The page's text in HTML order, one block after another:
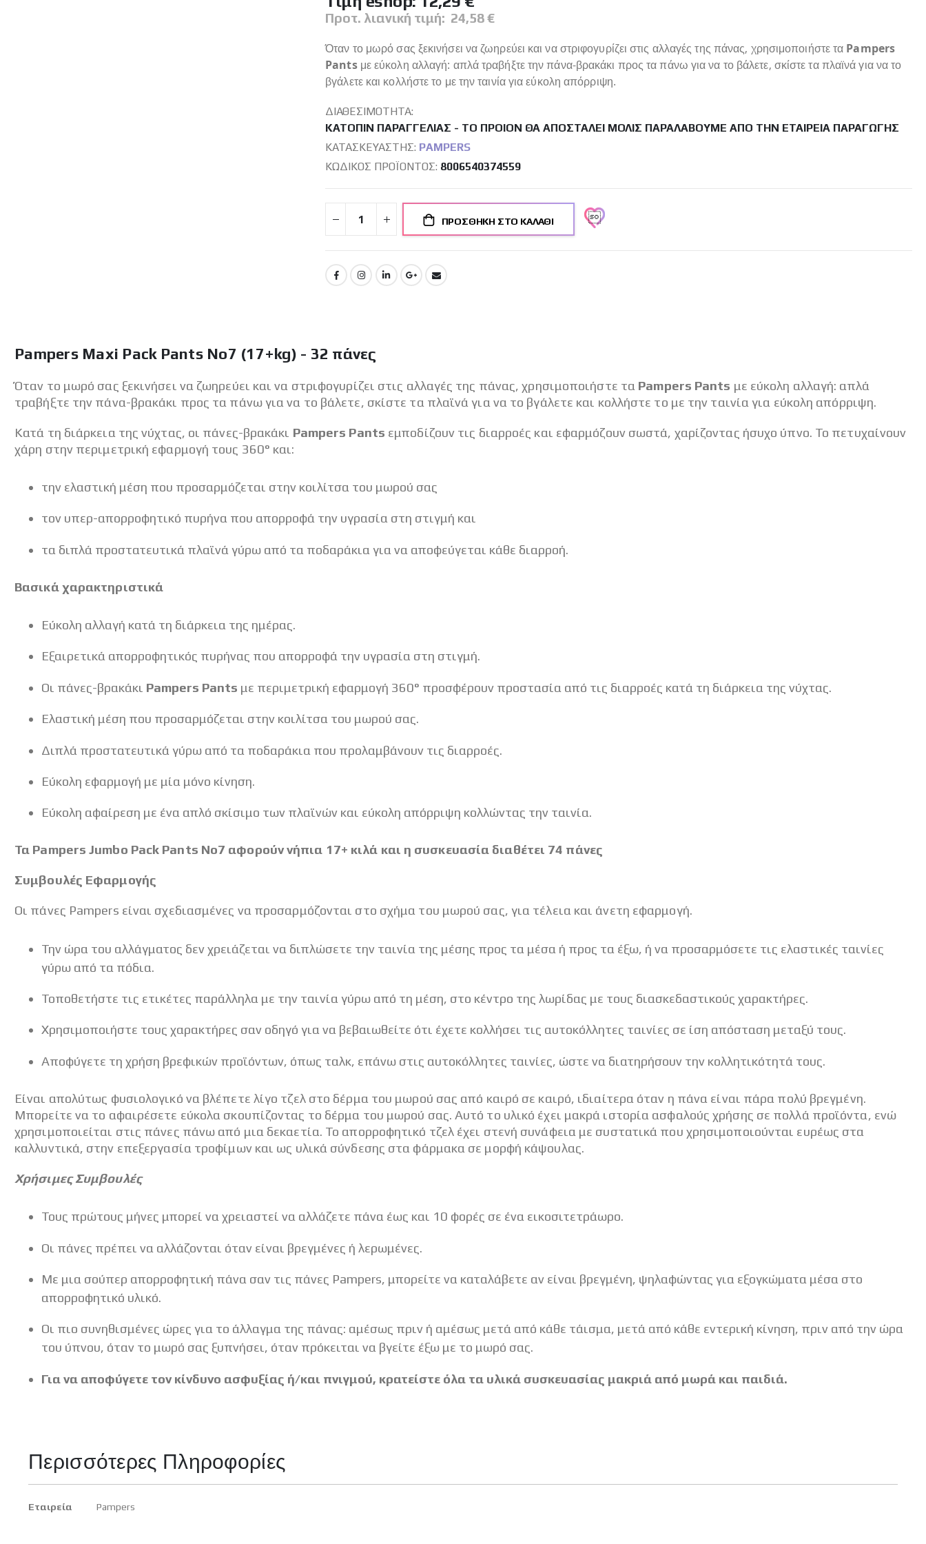
Προτ. λιανική τιμή: 24,58 €
Όταν το μωρό σας ξεκινήσει να ζωηρεύει και να στριφογυρίζει στις αλλαγές της πάνας, χρησιμοποιήστε τα Pampers
Pantsμε εύκολη αλλαγή: απλά τραβήξτε την πάνα-βρακάκι προς τα πάνω για να το βάλετε, σκίστε τα πλαϊνά για να το
βγάλετε και κολλήστε το με την ταινία για εύκολη απόρριψη.
ΔΙΑΘΕΣΙΜΌΤΗΤΑ:
ΚΑΤΌΠΙΝ ΠΑΡΑΓΓΕΛΊΑΣ - ΤΟ ΠΡΟΙΌΝ ΘΑ ΑΠΟΣΤΑΛΕΊ ΜΌΛΙΣ ΠΑΡΑΛΆΒΟΥΜΕ ΑΠΌ ΤΗΝ ΕΤΑΙΡΕΊΑ ΠΑΡΑΓΩΓΉΣ
ΚΑΤΑΣΚΕΥΑΣΤΉΣ: PAMPERS
ΚΩΔΙΚΌΣ ΠΡΟΪΌΝΤΟΣ 8006540374559
ΠΡΟΣΘΉΚΗ ΣΤΟ ΚΑΛΆΘΙ
Pampers Maxi Pack Pants No7 (17+kg) - 32 πάνες
Όταν το μωρό σας ξεκινήσει να ζωηρεύει και να στριφογυρίζει στις αλλαγές της πάνας, χρησιμοποιήστε τα Pampers Pants με εύκολη αλλαγή: απλά
τραβήξτε την πάνα-βρακάκι προς τα πάνω για να το βάλετε, σκίστε τα πλαϊνά για να το βγάλετε και κολλήστε το με την ταινία για εύκολη απόρριψη.
Κατά τη διάρκεια της νύχτας, οι πάνες-βρακάκι Pampers Pants εμποδίζουν τις διαρροές και εφαρμόζουν σωστά, χαρίζοντας ήσυχο ύπνο. Το πετυχαίνουν
χάρη στην περιμετρική εφαρμογή τους 360° και:
την ελαστική μέση που προσαρμόζεται στην κοιλίτσα του μωρού σας
τον υπερ-απορροφητικό πυρήνα που απορροφά την υγρασία στη στιγμή και
τα διπλά προστατευτικά πλαϊνά γύρω από τα ποδαράκια για να αποφεύγεται κάθε διαρροή.
Βασικά χαρακτηριστικά
Εύκολη αλλαγή κατά τη διάρκεια της ημέρας.
Εξαιρετικά απορροφητικός πυρήνας που απορροφά την υγρασία στη στιγμή.
Οι πάνες-βρακάκι Pampers Pants με περιμετρική εφαρμογή 360° προσφέρουν προστασία από τις διαρροές κατά τη διάρκεια της νύχτας.
Ελαστική μέση που προσαρμόζεται στην κοιλίτσα του μωρού σας.
Διπλά προστατευτικά γύρω από τα ποδαράκια που προλαμβάνουν τις διαρροές.
Εύκολη εφαρμογή με μία μόνο κίνηση.
Εύκολη αφαίρεση με ένα απλό σκίσιμο των πλαϊνών και εύκολη απόρριψη κολλώντας την ταινία.
Τα Pampers Jumbo Pack Pants No7 αφορούν νήπια 17+ κιλά και η συσκευασία διαθέτει 74 πάνες
Συμβουλές Εφαρμογής
Οι πάνες Pampers είναι σχεδιασμένες να προσαρμόζονται στο σχήμα του μωρού σας, για τέλεια και άνετη εφαρμογή.
Την ώρα του αλλάγματος δεν χρειάζεται να διπλώσετε την ταινία της μέσης προς τα μέσα ή προς τα έξω, ή να προσαρμόσετε τις ελαστικές ταινίες
γύρω από τα πόδια.
Τοποθετήστε τις ετικέτες παράλληλα με την ταινία γύρω από τη μέση, στο κέντρο της λωρίδας με τους διασκεδαστικούς χαρακτήρες.
Χρησιμοποιήστε τους χαρακτήρες σαν οδηγό για να βεβαιωθείτε ότι έχετε κολλήσει τις αυτοκόλλητες ταινίες σε ίση απόσταση μεταξύ τους.
Αποφύγετε τη χρήση βρεφικών προϊόντων, όπως ταλκ, επάνω στις αυτοκόλλητες ταινίες, ώστε να διατηρήσουν την κολλητικότητά τους.
Είναι απολύτως φυσιολογικό να βλέπετε λίγο τζελ στο δέρμα του μωρού σας από καιρό σε καιρό, ιδιαίτερα όταν η πάνα είναι πάρα πολύ βρεγμένη.
Μπορείτε να το αφαιρέσετε εύκολα σκουπίζοντας το δέρμα του μωρού σας. Αυτό το υλικό έχει μακρά ιστορία ασφαλούς χρήσης σε πολλά προϊόντα, ενώ
χρησιμοποιείται στις πάνες πάνω από μια δεκαετία. Το απορροφητικό τζελ έχει στενή συνάφεια με συστατικά που χρησιμοποιούνται ευρέως στα
καλλυντικά, στην επεξεργασία τροφίμων και ως υλικά σύνδεσης στα φάρμακα σε μορφή κάψουλας.
Χρήσιμες Συμβουλές
Τους πρώτους μήνες μπορεί να χρειαστεί να αλλάζετε πάνα έως και 10 φορές σε ένα εικοσιτετράωρο.
Οι πάνες πρέπει να αλλάζονται όταν είναι βρεγμένες ή λερωμένες.
Με μια σούπερ απορροφητική πάνα σαν τις πάνες Pampers, μπορείτε να καταλάβετε αν είναι βρεγμένη, ψηλαφώντας για εξογκώματα μέσα στο
απορροφητικό υλικό.
Οι πιο συνηθισμένες ώρες για το άλλαγμα της πάνας: αμέσως πριν ή αμέσως μετά από κάθε τάισμα, μετά από κάθε εντερική κίνηση, πριν από την ώρα
του ύπνου, όταν το μωρό σας ξυπνήσει, όταν πρόκειται να βγείτε έξω με το μωρό σας.
Για να αποφύγετε τον κίνδυνο ασφυξίας ή/και πνιγμού, κρατείστε όλα τα υλικά συσκευασίας μακριά από μωρά και παιδιά.
Περισσότερες Πληροφορίες
Περισσότερες
Εταιρεία Pampers